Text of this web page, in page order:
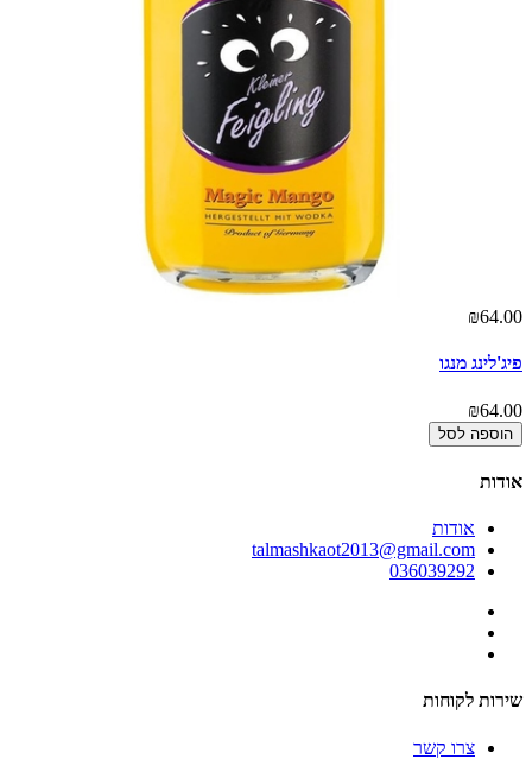
₪64.00
פיג'לינג מנגו
₪64.00
הוספה לסל
אודות
אודות
talmashkaot2013@gmail.com
036039292
שירות לקוחות
צרו קשר